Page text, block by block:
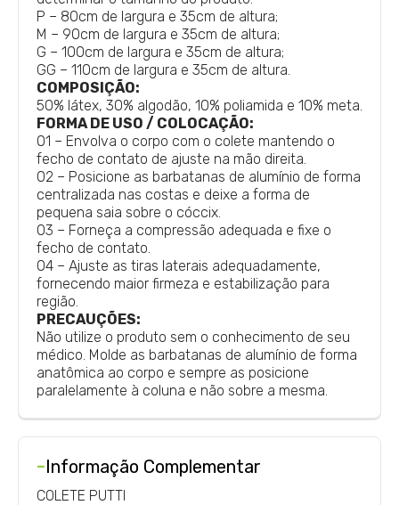
P – 80cm de largura e 35cm de altura;
M – 90cm de largura e 35cm de altura;
G – 100cm de largura e 35cm de altura;
GG – 110cm de largura e 35cm de altura.
COMPOSIÇÃO:
50% látex, 30% algodão, 10% poliamida e 10% meta.
FORMA DE USO / COLOCAÇÃO:
01 – Envolva o corpo com o colete mantendo o
fecho de contato de ajuste na mão direita.
02 – Posicione as barbatanas de alumínio de forma
centralizada nas costas e deixe a forma de
pequena saia sobre o cóccix.
03 – Forneça a compressão adequada e fixe o
fecho de contato.
04 – Ajuste as tiras laterais adequadamente,
fornecendo maior firmeza e estabilização para
região.
PRECAUÇÕES:
Não utilize o produto sem o conhecimento de seu
médico. Molde as barbatanas de alumínio de forma
anatômica ao corpo e sempre as posicione
paralelamente à coluna e não sobre a mesma.
-Informação Complementar
COLETE PUTTI